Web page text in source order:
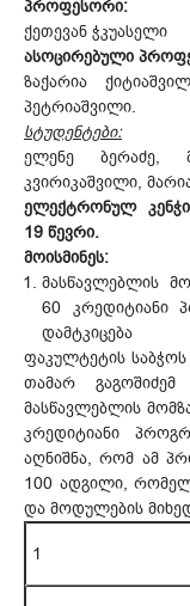
პროფესორი:
ქეთევან ჭკუასელი
ასოცირებული
ზაქარია
პეტრიაშვილი.
სტუდენტები:
ელენე ბერაძე,
კვირიკაშვილი,
ელექტრონულ
19 წევრი.
მოისმინეს:
მასწავლებლის
60 კრედიტიანი
დამტკიცება
ფაკულტეტის
თამარ გაგოშიძემ
მასწავლებლის
კრედიტიანი
აღნიშნა, რომ ამ
100 ადგილი,
და მოდულების
1